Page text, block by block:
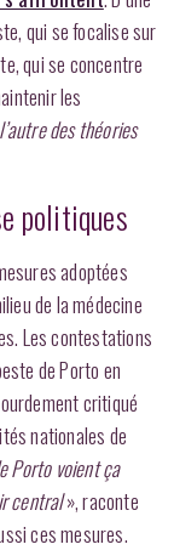
qui se focalise sur
qui se concentre
les
des théories
politiques
adoptées
de la médecine
Les contestations
de Porto en
critiqué
nationales de
Porto voient ça
central», raconte
ces mesures.